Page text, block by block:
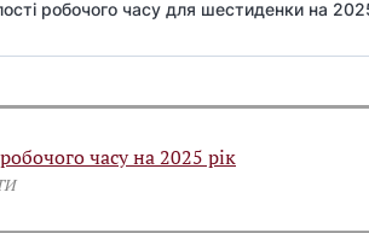
робочого часу для шестиденки на
часу на 2025 рік